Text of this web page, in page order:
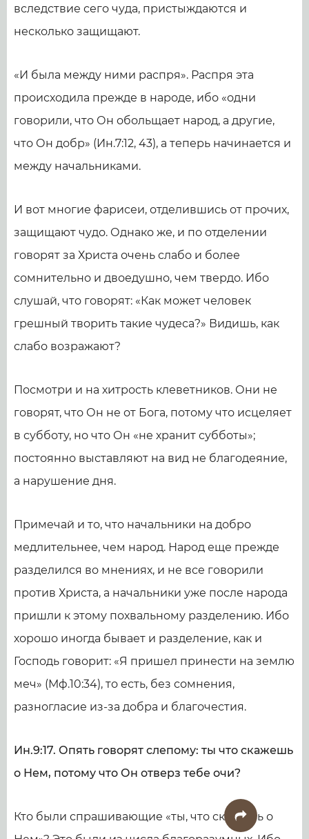
вследствие сего чуда, пристыждаются и
несколько защищают.
«И была между ними распря». Распря эта
происходила прежде в народе, ибо «одни
говорили, что Он обольщает народ, а другие,
что Он добр» (Ин.7:12, 43), а теперь начинается и
между начальниками.
И вот многие фарисеи, отделившись от прочих,
защищают чудо. Однако же, и по отделении
говорят за Христа очень слабо и более
сомнительно и двоедушно, чем твердо. Ибо
слушай, что говорят: «Как может человек
грешный творить такие чудеса?» Видишь, как
слабо возражают?
Посмотри и на хитрость клеветников. Они не
говорят, что Он не от Бога, потому что исцеляет
в субботу, но что Он «не хранит субботы»;
постоянно выставляют на вид не благодеяние,
а нарушение дня.
Примечай и то, что начальники на добро
медлительнее, чем народ. Народ еще прежде
разделился во мнениях, и не все говорили
против Христа, а начальники уже после народа
пришли к этому похвальному разделению. Ибо
хорошо иногда бывает и разделение, как и
Господь говорит: «Я при­шел при­нести на землю
меч» (Мф.10:34), то есть, без сомнения,
разногласие из-за добра и благочестия.
Ин.9:17. Опять говорят слепому: ты что скажешь
о Нем, потому что Он отверз тебе очи?
Кто были спрашивающие «ты, что скажешь о